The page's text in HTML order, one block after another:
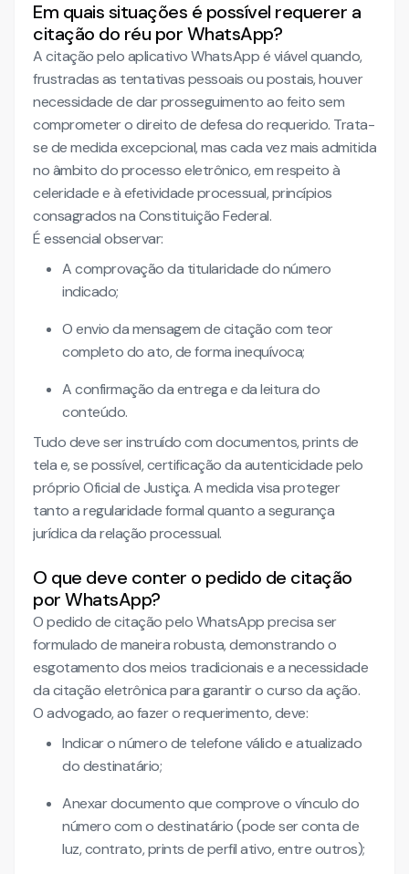
Em quais situações é possível requerer a
citação do réu por WhatsApp?
A citação pelo aplicativo WhatsApp é viável quando,
frustradas as tentativas pessoais ou postais, houver
necessidade de dar prosseguimento ao feito sem
comprometer o direito de defesa do requerido. Trata-
se de medida excepcional, mas cada vez mais admitida
no âmbito do processo eletrônico, em respeito à
celeridade e à efetividade processual, princípios
consagrados na Constituição Federal.
É essencial observar:
A comprovação da titularidade do número
indicado;
O envio da mensagem de citação com teor
completo do ato, de forma inequívoca;
A confirmação da entrega e da leitura do
conteúdo.
Tudo deve ser instruído com documentos, prints de
tela e, se possível, certificação da autenticidade pelo
próprio Oficial de Justiça. A medida visa proteger
tanto a regularidade formal quanto a segurança
jurídica da relação processual.
O que deve conter o pedido de citação
por WhatsApp?
O pedido de citação pelo WhatsApp precisa ser
formulado de maneira robusta, demonstrando o
esgotamento dos meios tradicionais e a necessidade
da citação eletrônica para garantir o curso da ação.
O advogado, ao fazer o requerimento, deve:
Indicar o número de telefone válido e atualizado
do destinatário;
Anexar documento que comprove o vínculo do
número com o destinatário (pode ser conta de
luz, contrato, prints de perfil ativo, entre outros);